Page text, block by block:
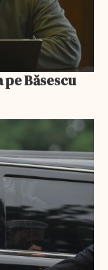
pe Băsescu